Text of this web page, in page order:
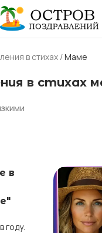
в стихах /Маме
в стихах
в
году.